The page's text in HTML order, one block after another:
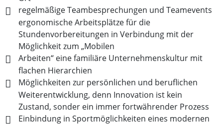
regelmäßige Teambesprechungen und Teamevents
ergonomische Arbeitsplätze für die
Stundenvorbereitungen in Verbindung mit der
Möglichkeit zum „Mobilen
Arbeiten“ eine familiäre Unternehmenskultur mit
flachen Hierarchien
Möglichkeiten zur persönlichen und beruflichen
Weiterentwicklung, denn Innovation ist kein
Zustand, sonder ein immer fortwährender Prozess
Einbindung in Sportmöglichkeiten eines modernen